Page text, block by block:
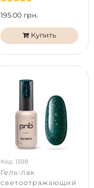
195.00 грн.
Купить
Код: 1388
Гель-лак
светоотражающий